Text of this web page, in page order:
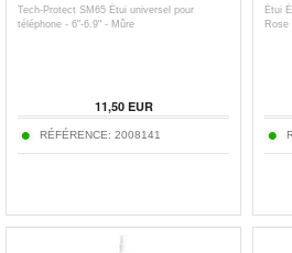
Tech-Protect SM65 Étui universel pour
téléphone - 6"-6.9" - Mûre
11,50EUR
RÉFÉRENCE: 2008141
Étui
Rose